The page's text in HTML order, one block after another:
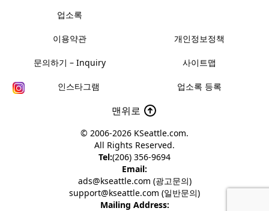
업소록
이용약관 개인정보정책
문의하기 – Inquiry 사이트맵
인스타그램 업소록 등록
맨위로
© 2006-2026 KSeattle.com.
All Rights Reserved.
Tel:(206) 356-9694
Email:
ads@kseattle.com (광고문의)
support@kseattle.com (일반문의)
Mailing Address: